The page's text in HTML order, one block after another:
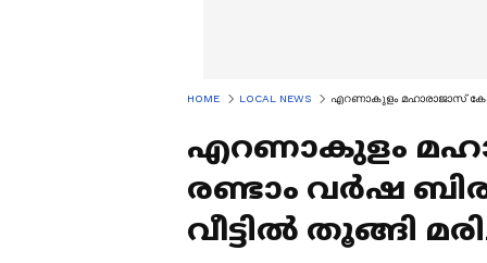
HOME LOCAL NEWS എറണാകുളം മഹാരാജാസ്
എറണാകുളം
രണ്ടാം വര്‍ഷ
വീട്ടിൽ തൂങ്ങി